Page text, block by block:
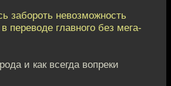
забороть невозможность
переводе главного без мега-
и как всегда вопреки